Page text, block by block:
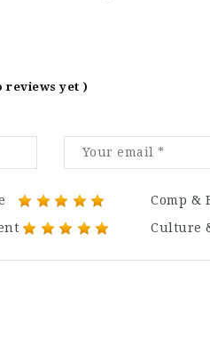
reviews yet )
Comp &
Culture